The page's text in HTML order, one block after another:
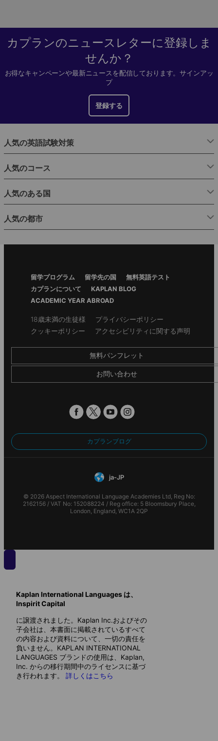
こちらの宿泊施設の詳細は近日公開予定です。詳細をご確認された
い方は、弊社のアドバイザーまでご連絡ください。
こちらの宿泊施設の詳細は近日公開予定です。詳細をご確認
されたい方は、弊社のアドバイザーまでご連絡ください。
カプランのニュースレターに登録しま
せんか？
お得なキャンペーンや最新ニュースを配信しております。サインアッ
プ
登録する
人気の英語試験対策
人気のコース
人気のある国
人気の都市
Footer留学プログラム 留学先の国
無料英語テスト
カプランについて
KAPLAN BLOG
ACADEMIC YEAR ABROAD
Secondary
footer
18歳未満の生徒様
プライバシーポリシー
クッキーポリシー
アクセシビリティに関する声明
無料パンフレット
お問い合わせ
カプランブログ
ja-JP
© 2026 Aspect International Language Academies Ltd, Reg No:
2162156 / VAT No: 152088224 / Reg office: 5 Bloomsbury Place,
London, England, WC1A 2QP
Kaplan International Languages は、
Inspirit Capital
に譲渡されました。Kaplan Inc.およびその
子会社は、本書面に掲載されているすべて
の内容および資料について、一切の責任を
負いません。KAPLAN INTERNATIONAL
LANGUAGES ブランドの使用は、Kaplan,
Inc. からの移行期間中のライセンスに基づ
き行われます。 詳しくはこちら